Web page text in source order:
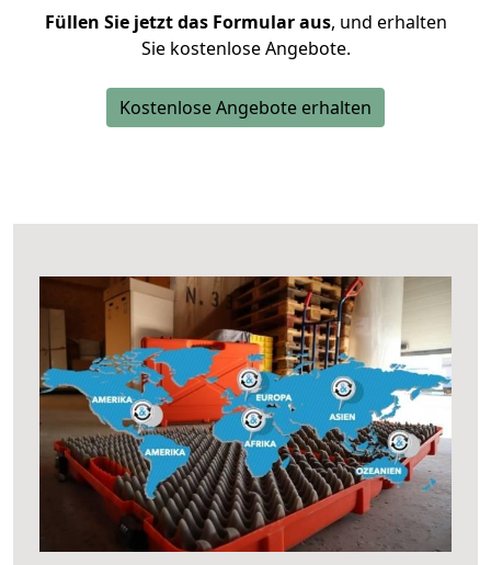
Füllen Sie jetzt das Formular aus, und erhalten
Sie kostenlose Angebote.
Kostenlose Angebote erhalten